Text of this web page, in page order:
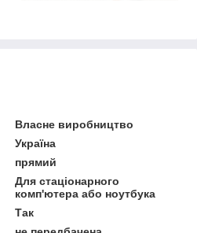
Власне виробництво
Україна
прямий
Для стаціонарного
комп'ютера або ноутбука
Так